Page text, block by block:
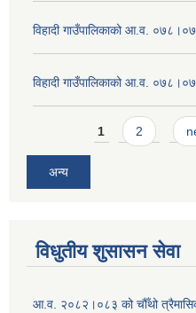
विहादी गाउँपालिकाको आ.व.
विहादी गाउँपालिकाको आ.व.
Pages1 2
अन्य
विधुतीय शुसासन सेवा
आ.व. २०८२।०८३ को चौँथो त्रैमासिक